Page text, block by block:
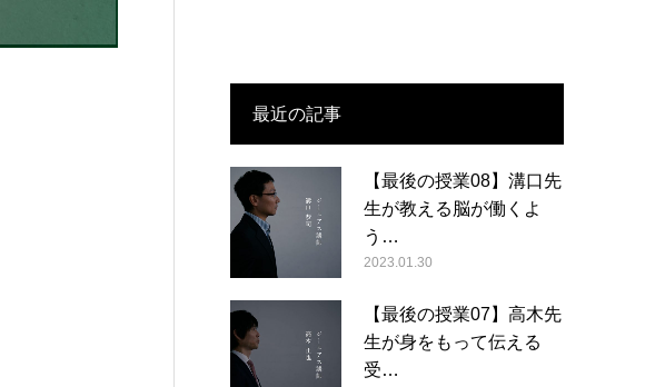
最近の記事
【最後の授業08】溝口先
生が教える脳が働くよ
う…
2023.01.30
【最後の授業07】高木先
生が身をもって伝える
受…